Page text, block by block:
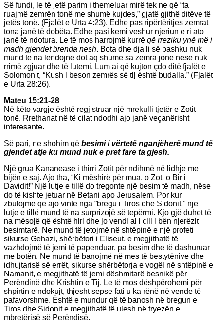
Së fundi, le të jetë parim i themeluar mirë tek ne që “ta
ruajmë zemrën tonë me shumë kujdes,” gjatë gjithë ditëve të
jetës tonë. (Fjalët e Urta 4:23). Edhe pas ripërtëritjes zemrat
tona janë të dobëta. Edhe pasi kemi veshur njeriun e ri ato
janë të ndotura. Le të mos harrojmë kurrë që rreziku ynë më i
madh gjendet brenda nesh. Bota dhe djalli së bashku nuk
mund të na lëndojnë dot aq shumë sa zemra jonë nëse nuk
rrimë zgjuar dhe të lutemi. Lum ai që kujton çdo ditë fjalët e
Solomonit, “Kush i beson zemrës së tij është budalla.” (Fjalët
e Urta 28:26).
Mateu 15:21-28
Në këto vargje është regjistruar një mrekulli tjetër e Zotit
tonë. Rrethanat në të cilat ndodhi ajo janë veçanërisht
interesante.
Së pari, ne shohim që besimi i vërtetë nganjëherë mund të
gjendet atje ku mund nuk e pret fare ta gjesh.
Një grua Kananease i thirri Zotit për ndihmë në lidhje me
bijën e saj. Ajo tha, “Ki mëshirë për mua, o Zot, o Bir i
Davidit!” Një lutje e tillë do tregonte një besim të madh, nëse
do të kishte jetuar në Betani apo Jerusalem. Por kur
zbulojmë që ajo vinte nga “bregu i Tiros dhe Sidonit,” një
lutje e tillë mund të na surprizojë së tepërmi. Kjo gjë duhet të
na mësojë që është hiri dhe jo vendi ai i cili i bën njerëzit
besimtarë. Ne mund të jetojmë në shtëpinë e një profeti
sikurse Gehazi, shërbëtori i Eliseut, e megjithatë të
vazhdojmë të jemi të papenduar, pa besim dhe të dashuruar
me botën. Ne mund të banojmë në mes të bestytënive dhe
idhujtarisë së errët, sikurse shërbëtorja e vogël në shtëpinë e
Namanit, e megjithatë të jemi dëshmitarë besnikë për
Perëndinë dhe Krishtin e Tij. Le të mos dëshpërohemi për
shpirtin e ndokujt, thjesht sepse fati u ka rënë në vende të
pafavorshme. Është e mundur që të banosh në bregun e
Tiros dhe Sidonit e megjithatë të ulesh në tryezën e
mbretërisë së Perëndisë.